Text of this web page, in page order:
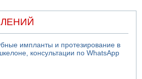
импланты и протезирование в
консультации по WhatsApp